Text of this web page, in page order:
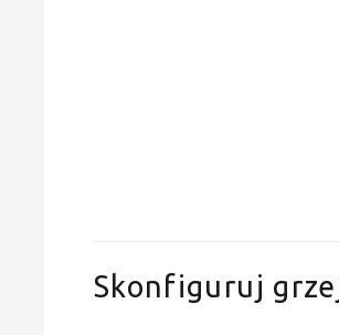
Skonfiguruj